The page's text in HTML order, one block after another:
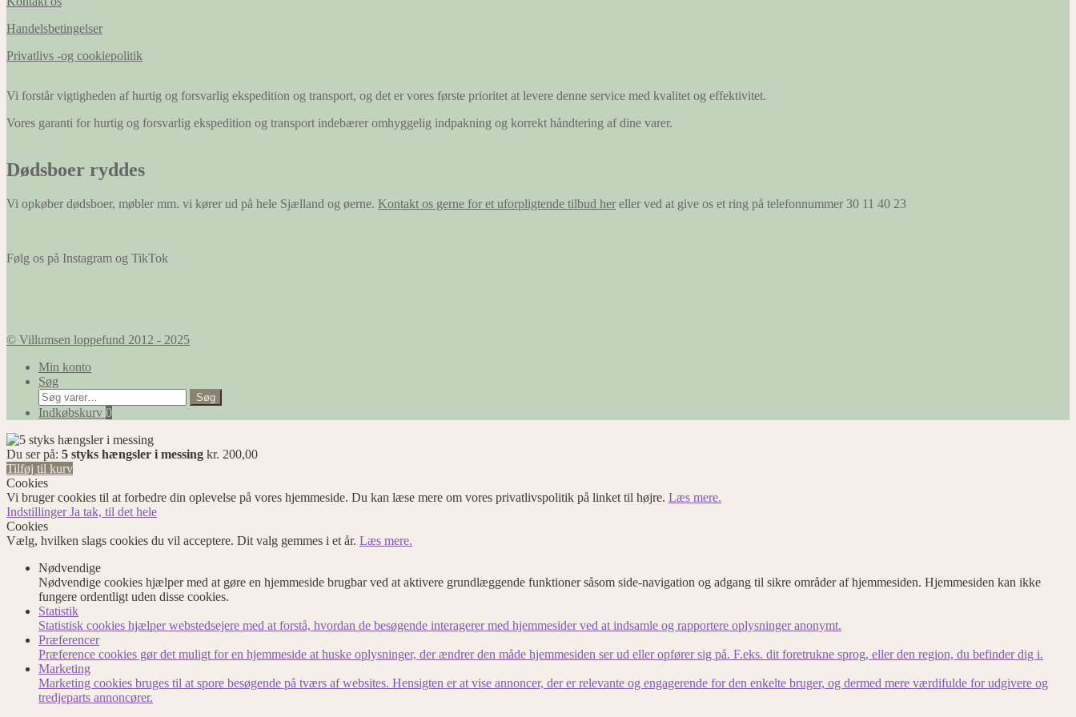
Handelsbetingelser
Privatlivs -og cookiepolitik
Vi forstår vigtigheden af hurtig og forsvarlig ekspedition og transport, og det er vores første prioritet at levere denne service med kvalitet og effektivitet.
Vores garanti for hurtig og forsvarlig ekspedition og transport indebærer omhyggelig indpakning og korrekt håndtering af dine varer.
Dødsboer ryddes
Vi opkøber dødsboer, møbler mm. vi kører ud på hele Sjælland og øerne. Kontakt os gerne for et uforpligtende tilbud her eller ved at give os et ring på telefonnummer 30 11 40 23
Følg os på Instagram og TikTok
© Villumsen loppefund 2012 - 2025
Min konto
Søg
Søg
efter:
Søg
Indkøbskurv 0
Du ser på: 5 styks hængsler i messing kr. 200,00
Tilføj til kurv
Cookies
Vi bruger cookies til at forbedre din oplevelse på vores hjemmeside. Du kan læse mere om vores privatlivspolitik på linket til højre. Læs mere.
IndstillingerJa tak, til det hele
Cookies
Vælg, hvilken slags cookies du vil acceptere. Dit valg gemmes i et år. Læs mere.
Nødvendige
Nødvendige cookies hjælper med at gøre en hjemmeside brugbar ved at aktivere grundlæggende funktioner såsom side-navigation og adgang til sikre områder af hjemmesiden. Hjemmesiden kan ikke
fungere ordentligt uden disse cookies.
Statistik
Statistisk cookies hjælper webstedsejere med at forstå, hvordan de besøgende interagerer med hjemmesider ved at indsamle og rapportere oplysninger anonymt.
Præferencer
Præference cookies gør det muligt for en hjemmeside at huske oplysninger, der ændrer den måde hjemmesiden ser ud eller opfører sig på. F.eks. dit foretrukne sprog, eller den region, du befinder dig i.
Marketing
Marketing cookies bruges til at spore besøgende på tværs af websites. Hensigten er at vise annoncer, der er relevante og engagerende for den enkelte bruger, og dermed mere værdifulde for udgivere og
tredjeparts annoncører.